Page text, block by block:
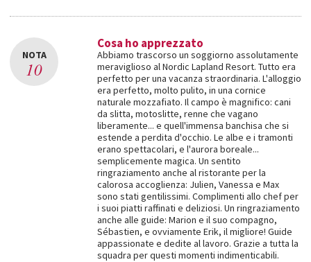
NOTA
10
Cosa ho apprezzato
Abbiamo trascorso un soggiorno assolutamente
meraviglioso al Nordic Lapland Resort. Tutto era
perfetto per una vacanza straordinaria. L'alloggio
era perfetto, molto pulito, in una cornice
naturale mozzafiato. Il campo è magnifico: cani
da slitta, motoslitte, renne che vagano
liberamente... e quell'immensa banchisa che si
estende a perdita d'occhio. Le albe e i tramonti
erano spettacolari, e l'aurora boreale...
semplicemente magica. Un sentito
ringraziamento anche al ristorante per la
calorosa accoglienza: Julien, Vanessa e Max
sono stati gentilissimi. Complimenti allo chef per
i suoi piatti raffinati e deliziosi. Un ringraziamento
anche alle guide: Marion e il suo compagno,
Sébastien, e ovviamente Erik, il migliore! Guide
appassionate e dedite al lavoro. Grazie a tutta la
squadra per questi momenti indimenticabili.